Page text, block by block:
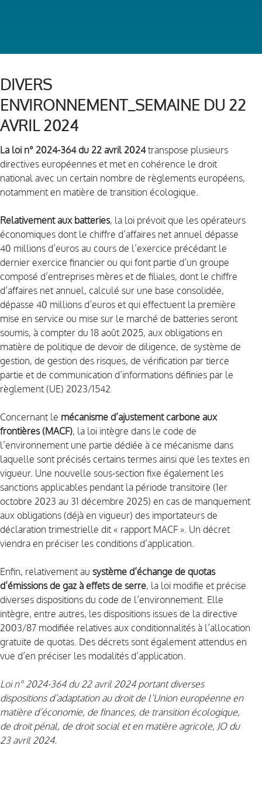
DIVERS
ENVIRONNEMENT_SEMAINE DU 22
AVRIL 2024
La loi n° 2024-364 du 22 avril 2024transpose plusieurs
directives européennes et met en cohérence le droit
national avec un certain nombre de règlements européens,
notamment en matière de transition écologique.
Relativement aux batteries, la loi prévoit que les opérateurs
économiques dont le chiffre d’affaires net annuel dépasse
40 millions d’euros au cours de l’exercice précédant le
dernier exercice financier ou qui font partie d’un groupe
composé d’entreprises mères et de filiales, dont le chiffre
d’affaires net annuel, calculé sur une base consolidée,
dépasse 40 millions d’euros et qui effectuent la première
mise en service ou mise sur le marché de batteries seront
soumis, à compter du 18 août 2025, aux obligations en
matière de politique de devoir de diligence, de système de
gestion, de gestion des risques, de vérification par tierce
partie et de communication d’informations définies par le
règlement (UE) 2023/1542.
Concernant le mécanisme d’ajustement carbone aux
frontières (MACF), la loi intègre dans le code de
l’environnement une partie dédiée à ce mécanisme dans
laquelle sont précisés certains termes ainsi que les textes en
vigueur. Une nouvelle sous-section fixe également les
sanctions applicables pendant la période transitoire (1er
octobre 2023 au 31 décembre 2025) en cas de manquement
aux obligations (déjà en vigueur) des importateurs de
déclaration trimestrielle dit « rapport MACF ». Un décret
viendra en préciser les conditions d’application.
Enfin, relativement au système d’échange de quotas
d’émissions de gaz à effets de serre, la loi modifie et précise
diverses dispositions du code de l’environnement. Elle
intègre, entre autres, les dispositions issues de la directive
2003/87 modifiée relatives aux conditionnalités à l’allocation
gratuite de quotas. Des décrets sont également attendus en
vue d’en préciser les modalités d’application.
Loi n° 2024-364 du 22 avril 2024portant diverses
dispositions d’adaptation au droit de l’Union européenne en
matière d’économie, de finances, de transition écologique,
de droit pénal, de droit social et en matière agricole, JO du
23 avril 2024.